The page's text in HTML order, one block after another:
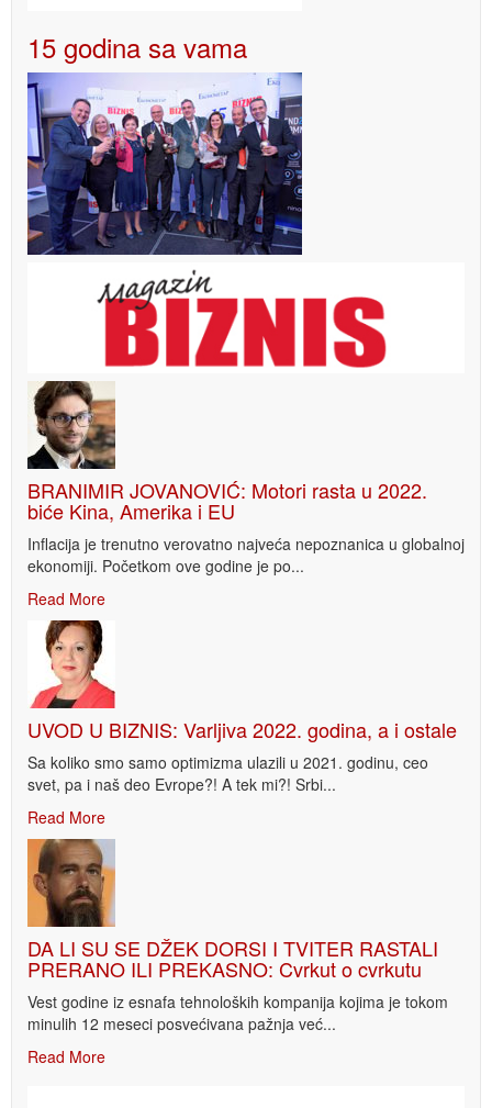
15 godina sa vama
BRANIMIR JOVANOVIĆ: Motori rasta u 2022.
biće Kina, Amerika i EU
Inflacija je trenutno verovatno najveća nepoznanica u globalnoj
ekonomiji. Početkom ove godine je po...
Read More
UVOD U BIZNIS: Varljiva 2022. godina, a i ostale
Sa koliko smo samo optimizma ulazili u 2021. godinu, ceo
svet, pa i naš deo Evrope?! A tek mi?! Srbi...
Read More
DA LI SU SE DŽEK DORSI I TVITER RASTALI
PRERANO ILI PREKASNO: Cvrkut o cvrkutu
Vest godine iz esnafa tehnoloških kompanija kojima je tokom
minulih 12 meseci posvećivana pažnja već...
Read More